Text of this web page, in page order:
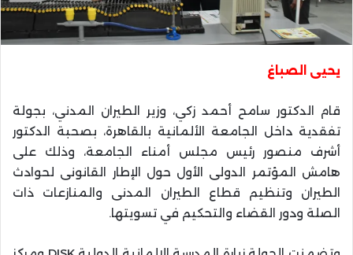
يحيى الصباغ
قام الدكتور سامح أحمد زكي، وزير الطيران المدني، بجولة
تفقدية داخل الجامعة الألمانية بالقاهرة، بصحبة الدكتور
أشرف منصور رئيس مجلس أمناء الجامعة، وذلك على
هامش المؤتمر الدولى الأول حول الإطار القانونى لحوادث
الطيران وتنظيم قطاع الطيران المدنى والمنازعات ذات
الصلة ودور القضاء والتحكيم في تسويتها.